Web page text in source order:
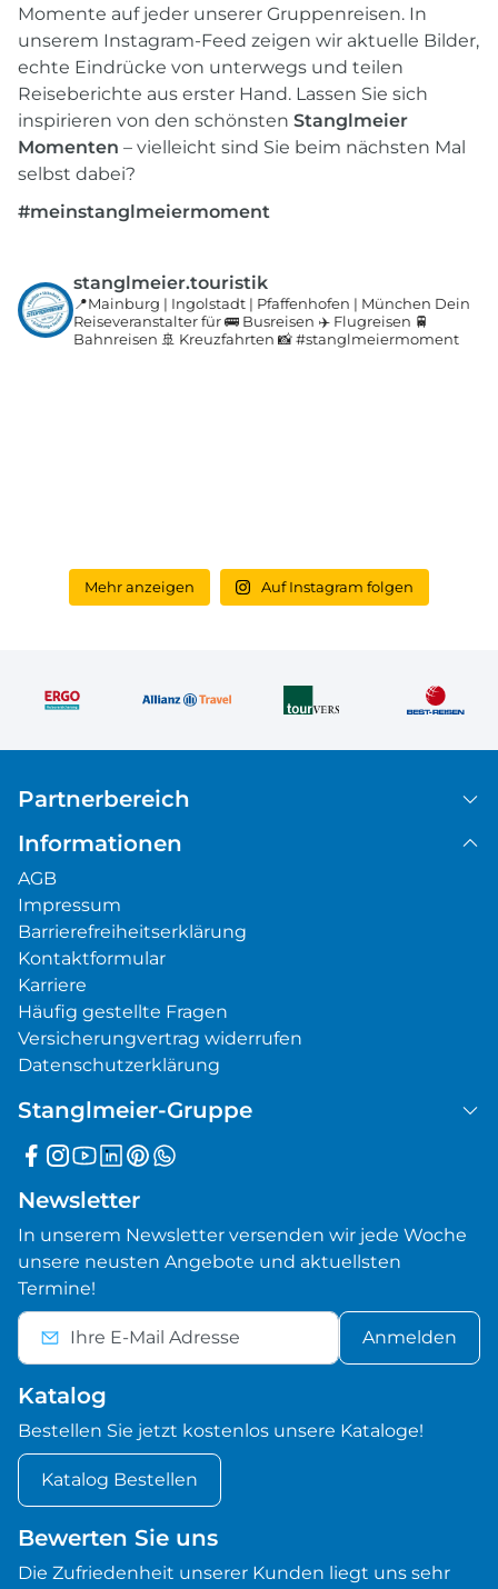
Momente auf jeder unserer Gruppenreisen. In
unserem Instagram-Feed zeigen wir aktuelle Bilder,
echte Eindrücke von unterwegs und teilen
Reiseberichte aus erster Hand. Lassen Sie sich
inspirieren von den schönsten Stanglmeier
Momenten – vielleicht sind Sie beim nächsten Mal
selbst dabei?
#meinstanglmeiermoment
stanglmeier.touristik
📍Mainburg | Ingolstadt | Pfaffenhofen | München Dein
Reiseveranstalter für 🚌 Busreisen ✈️ Flugreisen 🚆
Bahnreisen 🚢 Kreuzfahrten 📸 #stanglmeiermoment
Mehr anzeigen Auf Instagram folgen
Partnerbereich
Informationen
AGB
Impressum
Barrierefreiheitserklärung
Kontaktformular
Karriere
Häufig gestellte Fragen
Versicherungvertrag widerrufen
Datenschutzerklärung
Stanglmeier-Gruppe
Newsletter
In unserem Newsletter versenden wir jede Woche
unsere neusten Angebote und aktuellsten
Termine!
Anmelden
Katalog
Bestellen Sie jetzt kostenlos unsere Kataloge!
Katalog Bestellen
Bewerten Sie uns
Die Zufriedenheit unserer Kunden liegt uns sehr